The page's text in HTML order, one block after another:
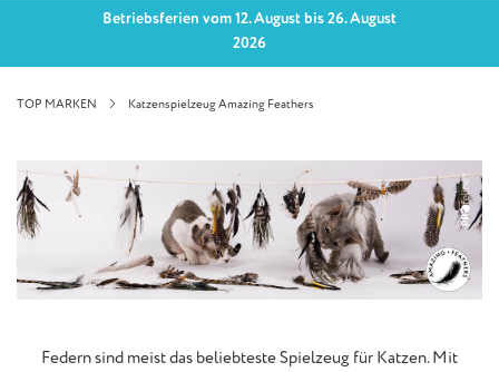
Betriebsferien vom 12. August bis 26. August
2026
TOP MARKEN Katzenspielzeug Amazing Feathers
Federn sind meist das beliebteste Spielzeug für Katzen. Mit